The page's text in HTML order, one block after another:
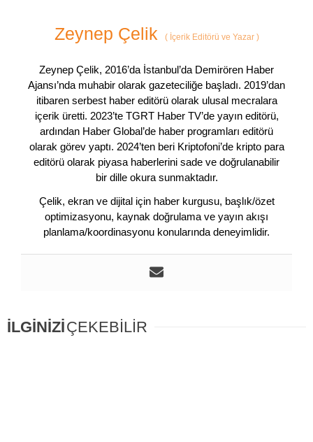
Zeynep Çelik (İçerik Editörü ve Yazar )
Zeynep Çelik, 2016’da İstanbul’da Demirören Haber
Ajansı’nda muhabir olarak gazeteciliğe başladı. 2019’dan
itibaren serbest haber editörü olarak ulusal mecralara
içerik üretti. 2023’te TGRT Haber TV’de yayın editörü,
ardından Haber Global’de haber programları editörü
olarak görev yaptı. 2024’ten beri Kriptofoni’de kripto para
editörü olarak piyasa haberlerini sade ve doğrulanabilir
bir dille okura sunmaktadır.
Çelik, ekran ve dijital için haber kurgusu, başlık/özet
optimizasyonu, kaynak doğrulama ve yayın akışı
planlama/koordinasyonu konularında deneyimlidir.
İLGİNİZİÇEKEBİLİR